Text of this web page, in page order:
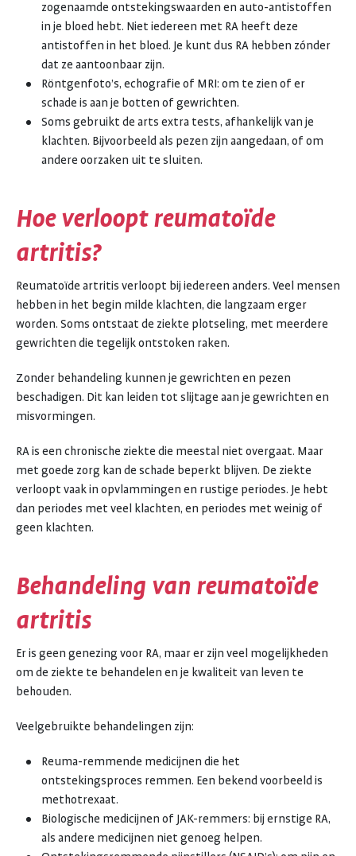
zogenaamde ontstekingswaarden en auto-antistoffen
in je bloed hebt. Niet iedereen met RA heeft deze
antistoffen in het bloed. Je kunt dus RA hebben zónder
dat ze aantoonbaar zijn.
Röntgenfoto’s, echografie of MRI: om te zien of er
schade is aan je botten of gewrichten.
Soms gebruikt de arts extra tests, afhankelijk van je
klachten. Bijvoorbeeld als pezen zijn aangedaan, of om
andere oorzaken uit te sluiten.
Hoe verloopt reumatoïde
artritis?
Reumatoïde artritis verloopt bij iedereen anders. Veel mensen
hebben in het begin milde klachten, die langzaam erger
worden. Soms ontstaat de ziekte plotseling, met meerdere
gewrichten die tegelijk ontstoken raken.
Zonder behandeling kunnen je gewrichten en pezen
beschadigen. Dit kan leiden tot slijtage aan je gewrichten en
misvormingen.
RA is een chronische ziekte die meestal niet overgaat. Maar
met goede zorg kan de schade beperkt blijven. De ziekte
verloopt vaak in opvlammingen en rustige periodes. Je hebt
dan periodes met veel klachten, en periodes met weinig of
geen klachten.
Behandeling van reumatoïde
artritis
Er is geen genezing voor RA, maar er zijn veel mogelijkheden
om de ziekte te behandelen en je kwaliteit van leven te
behouden.
Veelgebruikte behandelingen zijn:
Reuma-remmende medicijnen die het
ontstekingsproces remmen. Een bekend voorbeeld is
methotrexaat.
Biologische medicijnen of JAK-remmers: bij ernstige RA,
als andere medicijnen niet genoeg helpen.